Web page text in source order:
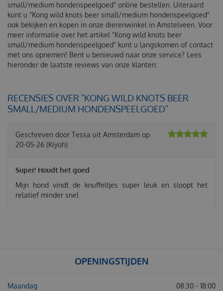
small/medium hondenspeelgoed" online bestellen. Uiteraard
kunt u "Kong wild knots beer small/medium hondenspeelgoed"
ook bekijken en kopen in onze dierenwinkel in Amstelveen. Voor
meer informatie over het artikel "Kong wild knots beer
small/medium hondenspeelgoed" kunt u langskomen of contact
met ons opnemen! Bent u benieuwd naar onze service? Lees
hieronder de laatste reviews van onze klanten:
RECENSIES OVER "KONG WILD KNOTS BEER
SMALL/MEDIUM HONDENSPEELGOED"
Geschreven door Tessa uit Amsterdam op
20-05-26 (Kiyoh)
Super! Houdt het goed
Mijn hond vindt de knuffeltjes super leuk en sloopt het
relatief minder snel
OPENINGSTIJDEN
Maandag
08:30 - 18:00